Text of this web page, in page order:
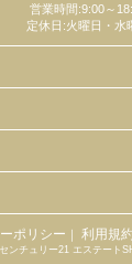
営業時間:9:00～
定休日:火曜日・水
ポリシー ｜ 利用規約
ンチュリー21 エステート